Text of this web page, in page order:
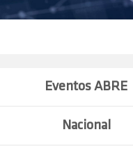
Eventos ABRE
Nacional